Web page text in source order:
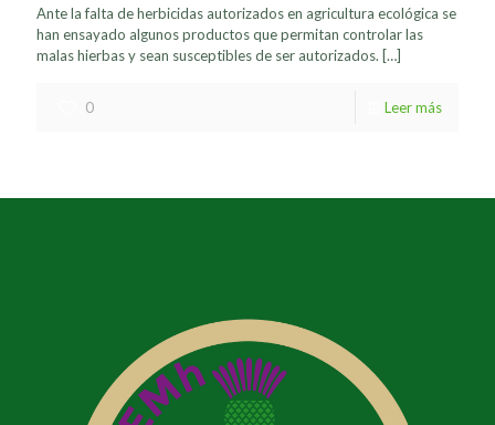
Ante la falta de herbicidas autorizados en agricultura ecológica se
han ensayado algunos productos que permitan controlar las
malas hierbas y sean susceptibles de ser autorizados. […]
0 Leer más